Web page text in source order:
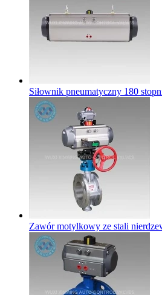
Siłownik pneumatyczny 180
Zawór motylkowy ze stali